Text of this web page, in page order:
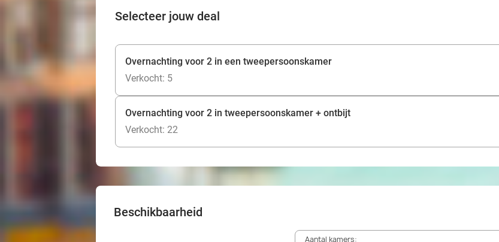
Selecteer jouw deal
Overnachting voor 2 in een tweepersoonskamer
Verkocht: 5
Overnachting voor 2 in tweepersoonskamer + ontbijt
Verkocht: 22
Beschikbaarheid
Aantal kamers: